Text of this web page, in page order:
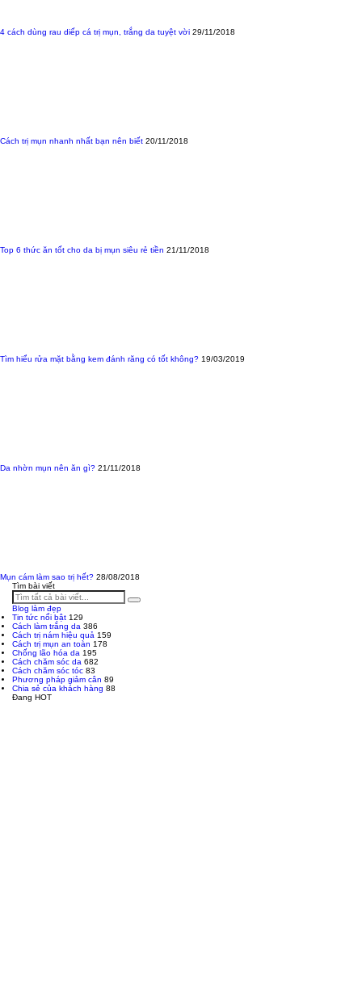
4 cách dùng rau diếp cá trị mụn, trắng da tuyệt vời 29/11/2018
Cách trị mụn nhanh nhất bạn nên biết 20/11/2018
Top 6 thức ăn tốt cho da bị mụn siêu rẻ tiền 21/11/2018
Tìm hiểu rửa mặt bằng kem đánh răng có tốt không? 19/03/2019
Da nhờn mụn nên ăn gì? 21/11/2018
Mụn cám làm sao trị hết? 28/08/2018
Tìm bài viết
Blog làm đẹp
Tin tức nổi bật 129
Cách làm trắng da 386
Cách trị nám hiệu quả 159
Cách trị mụn an toàn 178
Chống lão hóa da 195
Cách chăm sóc da 682
Cách chăm sóc tóc 83
Phương pháp giảm cân 89
Chia sẻ của khách hàng 88
Đang HOT